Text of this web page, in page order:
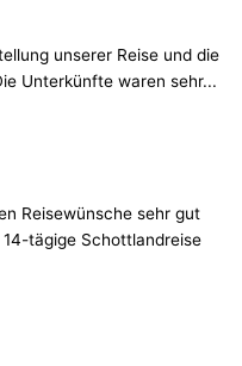
unserer Reise und die
Unterkünfte waren sehr...
Reisewünsche sehr gut
tägige Schottlandreise